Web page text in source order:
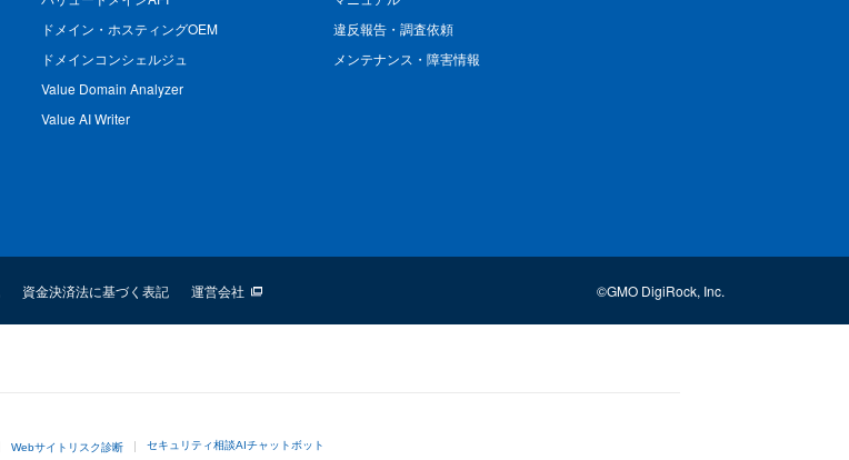
ドメイン・ホスティングOEM
ドメインコンシェルジュ
Value Domain Analyzer
Value AI Writer
違反報告・調査依頼
メンテナンス・障害情報
資金決済法に基づく表記 運営会社 ©GMO DigiRock, Inc.
Webサイトリスク診断 セキュリティ相談AIチャットボット